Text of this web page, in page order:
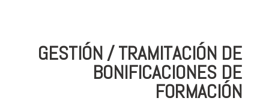
GESTIÓN / TRAMITACIÓN DE
BONIFICACIONES DE
FORMACIÓN